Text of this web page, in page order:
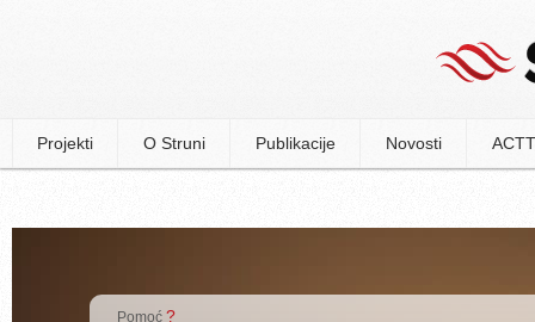
Projekti O Struni Publikacije Novosti
Pomoć ?